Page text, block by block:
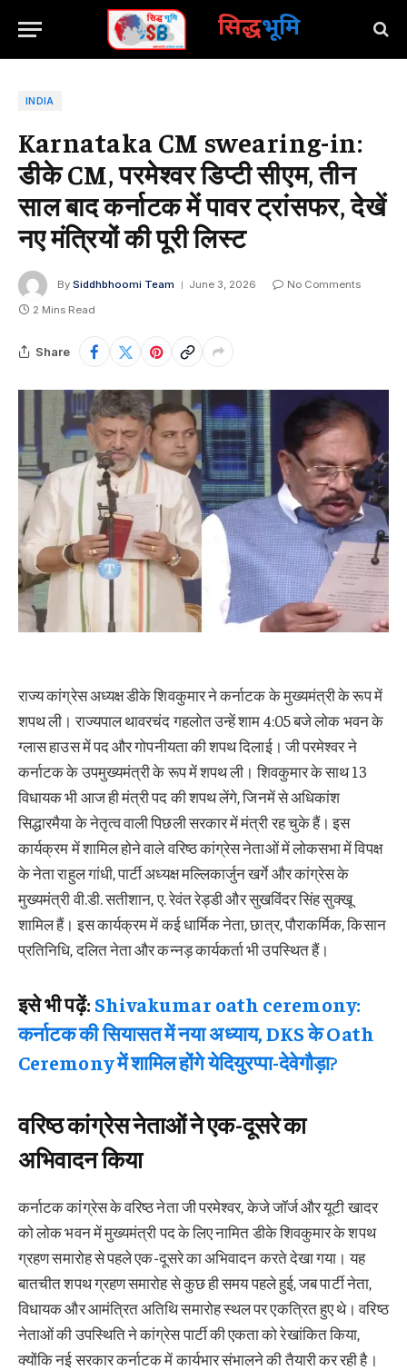
सिद्धभूमि
INDIA
Karnataka CM swearing-in:
डीके CM, परमेश्वर डिप्टी सीएम, तीन
साल बाद कर्नाटक में पावर ट्रांसफर, देखें
नए मंत्रियों की पूरी लिस्ट
By Siddhbhoomi Team June 3, 2026
No Comments
2 Mins Read
Share
राज्य कांग्रेस अध्यक्ष डीके शिवकुमार ने कर्नाटक के मुख्यमंत्री के रूप में
शपथ ली। राज्यपाल थावरचंद गहलोत उन्हें शाम 4:05 बजे लोक भवन के
ग्लास हाउस में पद और गोपनीयता की शपथ दिलाई। जी परमेश्वर ने
कर्नाटक के उपमुख्यमंत्री के रूप में शपथ ली। शिवकुमार के साथ 13
विधायक भी आज ही मंत्री पद की शपथ लेंगे, जिनमें से अधिकांश
सिद्धारमैया के नेतृत्व वाली पिछली सरकार में मंत्री रह चुके हैं। इस
कार्यक्रम में शामिल होने वाले वरिष्ठ कांग्रेस नेताओं में लोकसभा में विपक्ष
के नेता राहुल गांधी, पार्टी अध्यक्ष मल्लिकार्जुन खर्गे और कांग्रेस के
मुख्यमंत्री वी.डी. सतीशान, ए. रेवंत रेड्डी और सुखविंदर सिंह सुक्खू
शामिल हैं। इस कार्यक्रम में कई धार्मिक नेता, छात्र, पौराकर्मिक, किसान
प्रतिनिधि, दलित नेता और कन्नड़ कार्यकर्ता भी उपस्थित हैं।
इसे भी पढ़ें: Shivakumar oath ceremony:
कर्नाटक की सियासत में नया अध्याय, DKS के Oath
Ceremony में शामिल होंगे येदियुरप्पा-देवेगौड़ा?
वरिष्ठ कांग्रेस नेताओं ने एक-दूसरे का
अभिवादन किया
कर्नाटक कांग्रेस के वरिष्ठ नेता जी परमेश्वर, केजे जॉर्ज और यूटी खादर
को लोक भवन में मुख्यमंत्री पद के लिए नामित डीके शिवकुमार के शपथ
ग्रहण समारोह से पहले एक-दूसरे का अभिवादन करते देखा गया। यह
बातचीत शपथ ग्रहण समारोह से कुछ ही समय पहले हुई, जब पार्टी नेता,
विधायक और आमंत्रित अतिथि समारोह स्थल पर एकत्रित हुए थे। वरिष्ठ
नेताओं की उपस्थिति ने कांग्रेस पार्टी की एकता को रेखांकित किया,
क्योंकि नई सरकार कर्नाटक में कार्यभार संभालने की तैयारी कर रही है।